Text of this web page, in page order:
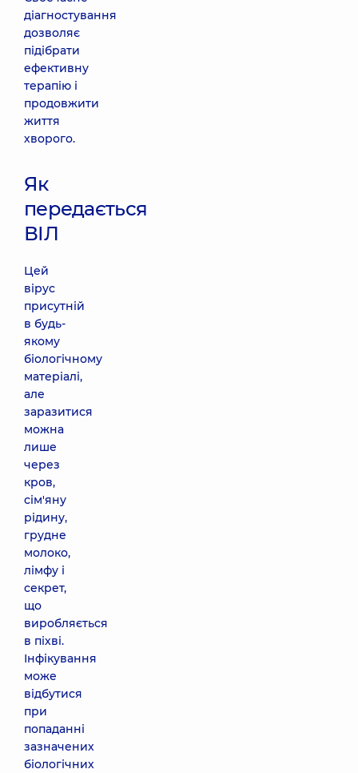
діагностування
дозволяє
підібрати
ефективну
терапію і
продовжити
життя
хворого.
Як
передається
ВІЛ
Цей
вірус
присутній
в будь-
якому
біологічному
матеріалі,
але
заразитися
можна
лише
через
кров,
сім'яну
рідину,
грудне
молоко,
лімфу і
секрет,
що
виробляється
в піхві.
Інфікування
може
відбутися
при
попаданні
зазначених
біологічних